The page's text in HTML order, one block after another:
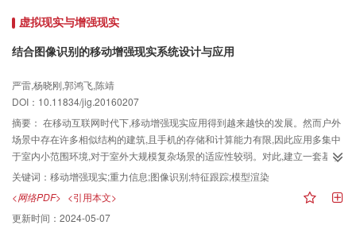
阵的全正性,由扩展基定义了一种结构与3次B样条曲线相同的含一个局部形状参
数的分段曲线。 转换矩阵的全正性决定了扩展基的全正性,扩展基的全正性决定
了扩展曲线的变差缩减性、保凸性,形状参数的局部性决定了曲线的局部形状调
性的B样条扩展基的方法具有一般性,与现有众多扩展曲线相比,本文方法构造的
曲线因为具有变差缩减性和保凸性,从而为保形设计提供了一种有效方法。
虚拟现实与增强现实
结合图像识别的移动增强现实系统设计与应用
严雷,杨晓刚,郭鸿飞,陈靖
DOI：10.11834/jig.20160207
摘要： 在移动互联网时代下,移动增强现实应用得到越来越快的发展。然而户外
场景中存在许多相似结构的建筑,且手机的存储和计算能力有限,因此应用多集中
于室内小范围环境,对于室外大规模复杂场景的适应性较弱。对此,建立一套基于
云端图像识别的移动增强现实系统。 为解决相似特征的误匹配问题,算法中将重
力信息加入到SURF和BRISK特征描述中去,构建Gravity-SURF和Gravity-BRISK
特征描述。云端系统对增强信息进行有效管理,采用基于Gravity-SURF特征的
VLAD方法对大规模图像进行识别;在智能终端上的应用中呈现识别图像的增强
关键词： 移动增强现实;重力信息;图像识别;特征跟踪;模型渲染
<网络PDF> <引用本文>
更新时间： 2024-05-07